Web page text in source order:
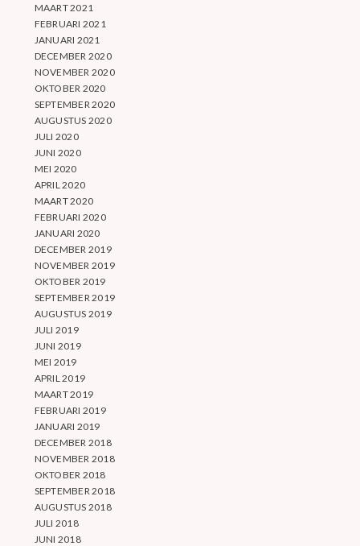
MAART 2021
FEBRUARI 2021
JANUARI 2021
DECEMBER 2020
NOVEMBER 2020
OKTOBER 2020
SEPTEMBER 2020
AUGUSTUS 2020
JULI 2020
JUNI 2020
MEI 2020
APRIL 2020
MAART 2020
FEBRUARI 2020
JANUARI 2020
DECEMBER 2019
NOVEMBER 2019
OKTOBER 2019
SEPTEMBER 2019
AUGUSTUS 2019
JULI 2019
JUNI 2019
MEI 2019
APRIL 2019
MAART 2019
FEBRUARI 2019
JANUARI 2019
DECEMBER 2018
NOVEMBER 2018
OKTOBER 2018
SEPTEMBER 2018
AUGUSTUS 2018
JULI 2018
JUNI 2018